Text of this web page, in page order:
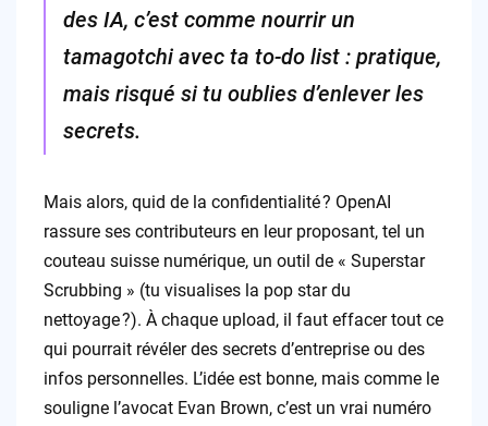
des IA, c’est comme nourrir un
tamagotchi avec ta to-do list : pratique,
mais risqué si tu oublies d’enlever les
secrets.
Mais alors, quid de la confidentialité ? OpenAI
rassure ses contributeurs en leur proposant, tel un
couteau suisse numérique, un outil de « Superstar
Scrubbing » (tu visualises la pop star du
nettoyage ?). À chaque upload, il faut effacer tout ce
qui pourrait révéler des secrets d’entreprise ou des
infos personnelles. L’idée est bonne, mais comme le
souligne l’avocat Evan Brown, c’est un vrai numéro